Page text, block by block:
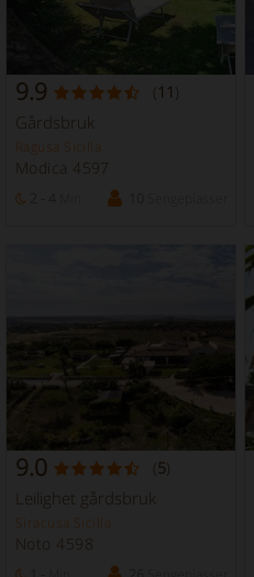
9.9 ( 11 )
Gårdsbruk
Ragusa Sicilia
Modica 4597
9.0 ( 5)
Leilighet gårdsbruk
Siracusa Sicilia
Noto 4598